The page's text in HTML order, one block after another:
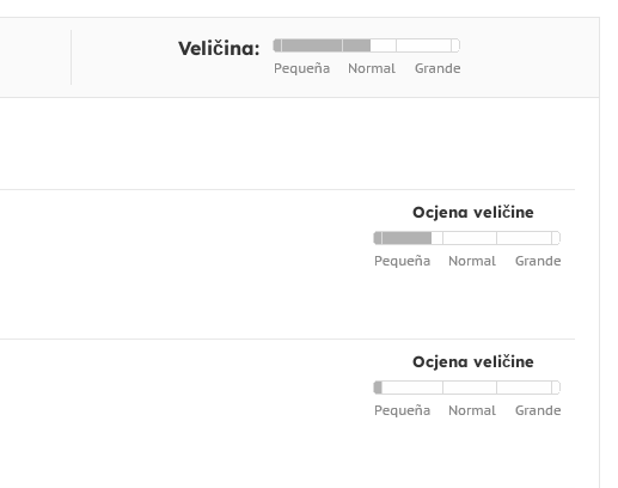
Veličina:
Ocjena veličine
Ocjena veličine